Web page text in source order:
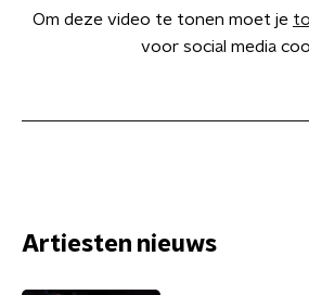
Om deze video te tonen moet je
voor social media
Artiesten nieuws